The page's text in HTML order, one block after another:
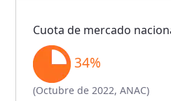
Cuota de mercado
34%
(Octubre de 2022, ANAC)